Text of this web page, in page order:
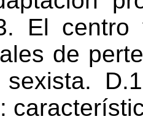
El
de